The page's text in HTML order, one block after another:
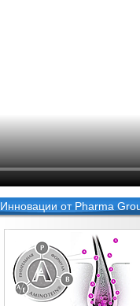
Инновации от Pharma